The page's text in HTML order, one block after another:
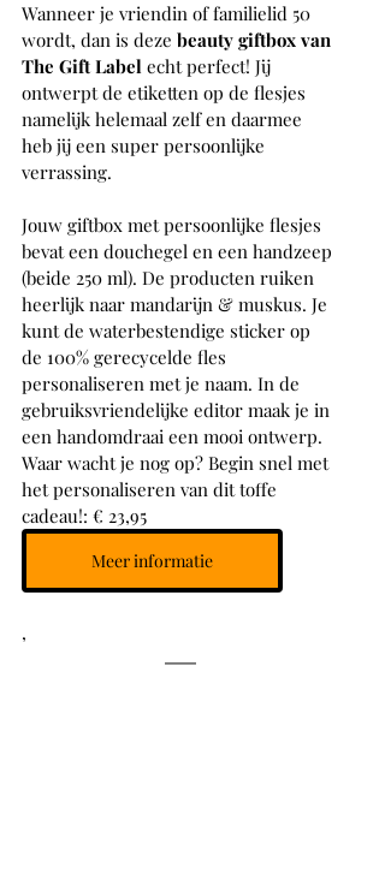
Wanneer je vriendin of familielid 50
wordt, dan is deze beauty giftbox van
The Gift Label echt perfect! Jij
ontwerpt de etiketten op de flesjes
namelijk helemaal zelf en daarmee
heb jij een super persoonlijke
verrassing.
Jouw giftbox met persoonlijke flesjes
bevat een douchegel en een handzeep
(beide 250 ml). De producten ruiken
heerlijk naar mandarijn & muskus. Je
kunt de waterbestendige sticker op
de 100% gerecycelde fles
personaliseren met je naam. In de
gebruiksvriendelijke editor maak je in
een handomdraai een mooi ontwerp.
Waar wacht je nog op? Begin snel met
het personaliseren van dit toffe
cadeau!: € 23,95
Meer informatie
,